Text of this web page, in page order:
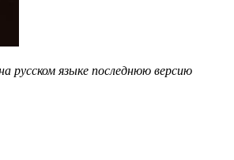
языке последнюю версию